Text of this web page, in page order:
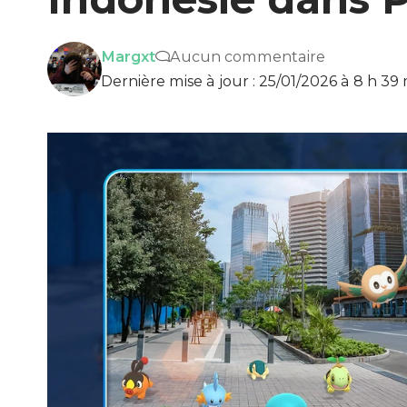
Dernière mise à jour : 25/01/2026 à 8 h 39
Margxt Aucun commentaire